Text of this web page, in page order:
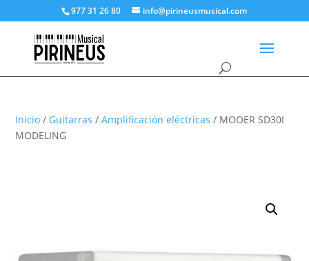
977 31 26 80 info@pirineusmusical.com
Inicio / Guitarras /Amplificación eléctricas / MOOER SD30I
MODELING